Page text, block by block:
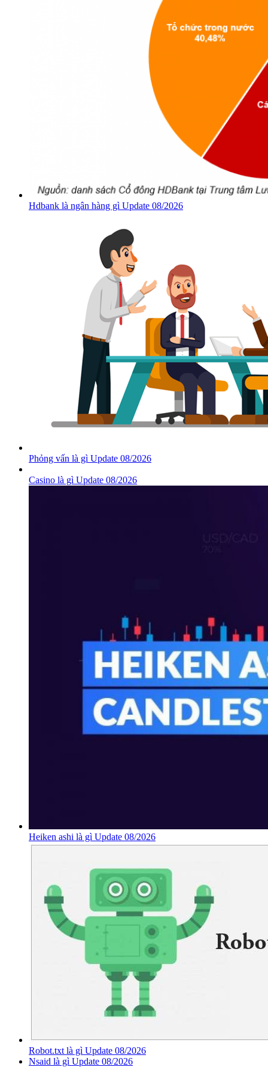
Hdbank là ngân hàng gì Update 08/2026
Phỏng vấn là gì Update 08/2026
Casino là gì Update 08/2026
Heiken ashi là gì Update 08/2026
Robot.txt là gì Update 08/2026
Nsaid là gì Update 08/2026